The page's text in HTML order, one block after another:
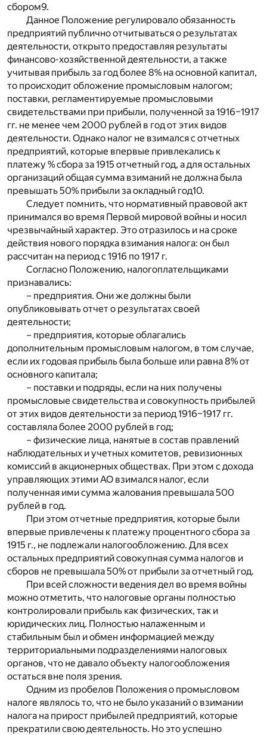
сбором9.
Данное Положение регулировало обязанность
предприятий публично отчитываться о результатах
деятельности, открыто предоставляя результаты
финансово-хозяйственной деятельности, а также
учитывая прибыль за год более 8% на основной капитал,
то происходит обложение промысловым налогом;
поставки, регламентируемые промысловыми
свидетельствами при прибыли, полученной за 1916–1917
гг. не менее чем 2000 рублей в год от этих видов
деятельности. Однако налог не взимался с отчетных
предприятий, которые впервые привлекались к
платежу % сбора за 1915 отчетный год, а для остальных
организаций общая сумма взиманий не должна была
превышать 50% прибыли за окладный год10.
Следует помнить, что нормативный правовой акт
принимался во время Первой мировой войны и носил
чрезвычайный характер. Это отразилось и на сроке
действия нового порядка взимания налога: он был
рассчитан на период с 1916 по 1917 г.
Согласно Положению, налогоплательщиками
признавались:
– предприятия. Они же должны были
опубликовывать отчет о результатах своей
деятельности;
– предприятия, которые облагались
дополнительным промысловым налогом, в том случае,
если их годовая прибыль была больше или равна 8% от
основного капитала;
– поставки и подряды, если на них получены
промысловые свидетельства и совокупность прибылей
от этих видов деятельности за период 1916–1917 гг.
составляла более 2000 рублей в год;
– физические лица, нанятые в состав правлений
наблюдательных и учетных комитетов, ревизионных
комиссий в акционерных обществах. При этом с дохода
управляющих этими АО взимался налог, если
полученная ими сумма жалования превышала 500
рублей в год.
При этом отчетные предприятия, которые были
впервые привлечены к платежу процентного сбора за
1915 г., не подлежали налогообложению. Для всех
остальных предприятий совокупная сумма налогов и
сборов не превышала 50% от прибыли за отчетный год.
При всей сложности ведения дел во время войны
можно отметить, что налоговые органы полностью
контролировали прибыль как физических, так и
юридических лиц. Полностью налаженным и
стабильным был и обмен информацией между
территориальными подразделениями налоговых
органов, что не давало объекту налогообложения
остаться вне поля зрения.
Одним из пробелов Положения о промысловом
налоге являлось то, что не было указаний о взимании
налога на прирост прибылей предприятий, которые
прекратили свою деятельность. Но это успешно